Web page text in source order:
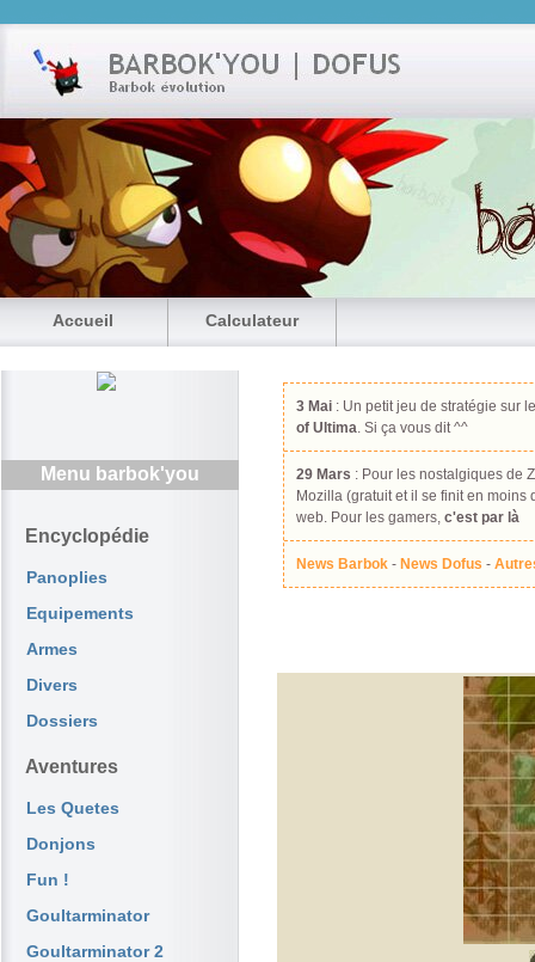
Accueil Calculateur
Menu barbok'you
Encyclopédie
Panoplies
Equipements
Armes
Divers
Dossiers
Aventures
Les Quetes
Donjons
Fun !
Goultarminator
Goultarminator 2
3 Mai : Un petit jeu de stratégie sur
of Ultima. Si ça vous dit ^^
29 Mars : Pour les nostalgiques de
Mozilla (gratuit et il se finit en
web. Pour les gamers, c'est par là
News Barbok - News Dofus -